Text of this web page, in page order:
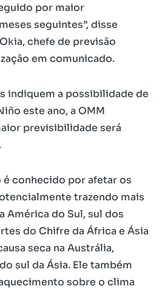
por maior
seguintes”, disse
chefe de previsão
em comunicado.
indiquem a possibilidade de
este ano, a OMM
previsibilidade será
conhecido por afetar os
trazendo mais
América do Sul, sul dos
do Chifre da África e Ásia
seca na Austrália,
sul da Ásia. Ele também
sobre o clima